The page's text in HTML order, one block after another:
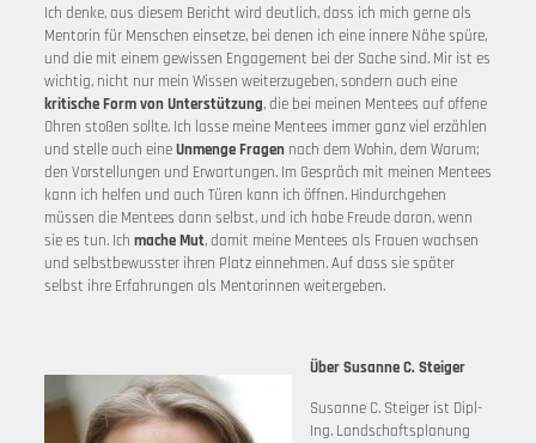
Ich denke, aus diesem Bericht wird deutlich, dass ich mich gerne als
Mentorin für Menschen einsetze, bei denen ich eine innere Nähe spüre,
und die mit einem gewissen Engagement bei der Sache sind. Mir ist es
wichtig, nicht nur mein Wissen weiterzugeben, sondern auch eine
kritische Form von Unterstützung, die bei meinen Mentees auf offene
Ohren stoßen sollte. Ich lasse meine Mentees immer ganz viel erzählen
und stelle auch eineUnmenge Fragennach dem Wohin, dem Warum;
den Vorstellungen und Erwartungen. Im Gespräch mit meinen Mentees
kann ich helfen und auch Türen kann ich öffnen. Hindurchgehen
müssen die Mentees dann selbst, und ich habe Freude daran, wenn
sie es tun. Ich mache Mut, damit meine Mentees als Frauen wachsen
und selbstbewusster ihren Platz einnehmen. Auf dass sie später
selbst ihre Erfahrungen als Mentorinnen weitergeben.
Über Susanne C. Steiger
Susanne C. Steiger ist Dipl-
Ing. Landschaftsplanung